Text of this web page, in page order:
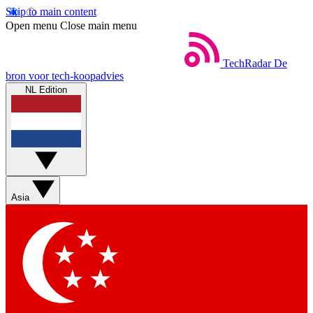
Skip to main content
Open menu Close main menu
TechRadar De
bron voor tech-koopadvies
NL Edition
Asia